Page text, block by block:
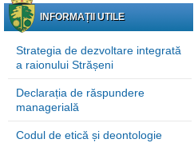
INFORMAȚII UTILE
Strategia de dezvoltare integrată
a raionului Strășeni
Declarația de răspundere
managerială
Codul de etică și deontologie